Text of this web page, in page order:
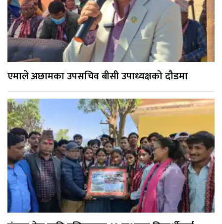
एमाले अछामका उपसचिव बीसी उपाध्यक्षको दौडमा